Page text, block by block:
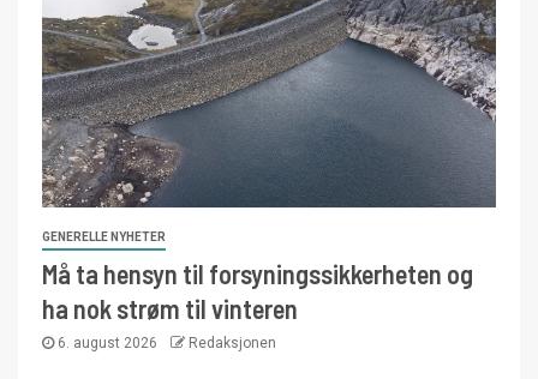
GENERELLE NYHETER
Må ta hensyn til forsyningssikkerheten og
ha nok strøm til vinteren
6. august 2026 Redaksjonen